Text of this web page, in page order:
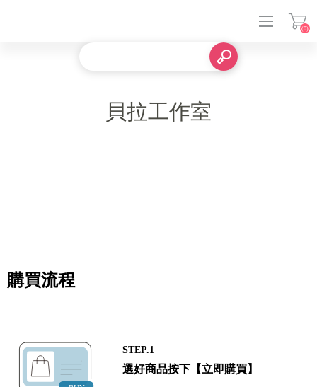
(0)
貝拉工作室
購買流程
STEP.1
選好商品按下【立即購買】